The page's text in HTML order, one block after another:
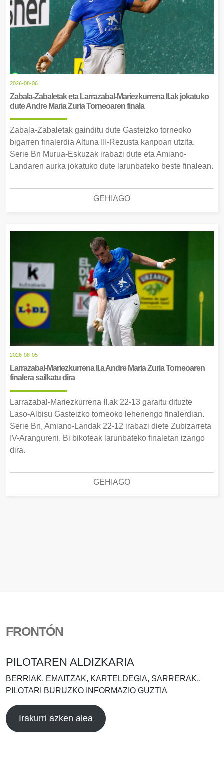
2026-08-06
Zabala-Zabaletak eta Larrazabal-Mariezkurrena II.ak jokatuko
dute Andre Maria Zuria Torneoaren finala
Zabala-Zabaletak gainditu dute Gasteizko torneoko
bigarren finalerdia Altuna III-Rezusta kanpoan utzita.
Serie Bn Murua-Eskuzak irabazi dute eta Amiano-
Landaren aurka jokatuko dute larunbateko beste finalean.
GEHIAGO
2026-08-05
Larrazabal-Mariezkurrena II.a Andre Maria Zuria Torneoaren
finalera sailkatu dira
Larrazabal-Mariezkurrena II.ak 22-13 garaitu dituzte
Laso-Albisu Gasteizko torneoko lehenengo finalerdian.
Serie Bn, Amiano-Landak 22-12 irabazi diete Zubizarreta
IV-Arangureni. Bi bikoteak larunbateko finaletan izango
dira.
GEHIAGO
FRONTÓN
PILOTAREN ALDIZKARIA
BERRIAK, EMAITZAK, KARTELDEGIA, SARRERAK..
PILOTARI BURUZKO INFORMAZIO GUZTIA
Irakurri azken alea